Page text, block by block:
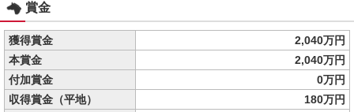
賞金
獲得賞金
2,040万円
本賞金
2,040万円
付加賞金
0万円
収得賞金（平地）
180万円